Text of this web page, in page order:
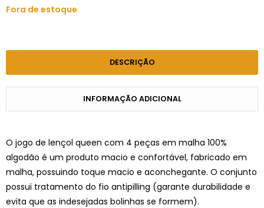
Fora de estoque
DESCRIÇÃO
INFORMAÇÃO ADICIONAL
O jogo de lençol queen com 4 peças em malha 100%
algodão é um produto macio e confortável, fabricado em
malha, possuindo toque macio e aconchegante. O conjunto
possui tratamento do fio antipilling (garante durabilidade e
evita que as indesejadas bolinhas se formem).